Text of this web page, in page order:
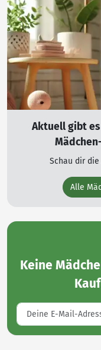
Aktuell gibt es
Schau dir
Alle
Keine